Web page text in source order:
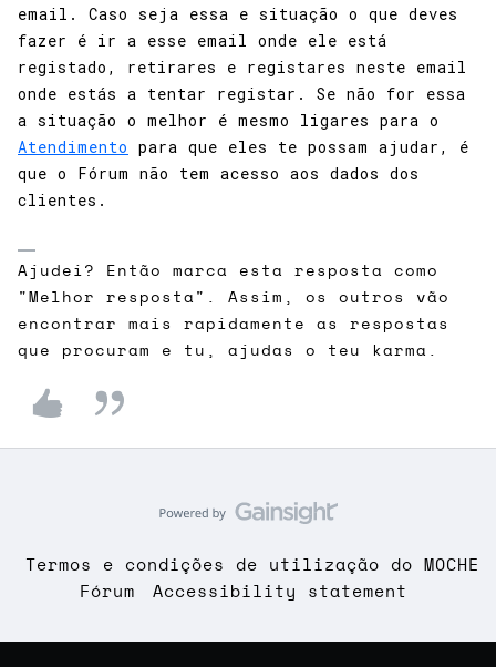
email. Caso seja essa e situação o que deves
fazer é ir a esse email onde ele está
registado, retirares e registares neste email
onde estás a tentar registar. Se não for essa
a situação o melhor é mesmo ligares para o
Atendimento para que eles te possam ajudar, é
que o Fórum não tem acesso aos dados dos
clientes.
Ajudei? Então marca esta resposta como
"Melhor resposta". Assim, os outros vão
encontrar mais rapidamente as respostas
que procuram e tu, ajudas o teu karma.
Termos e condições de utilização do MOCHE
Fórum
Accessibility statement